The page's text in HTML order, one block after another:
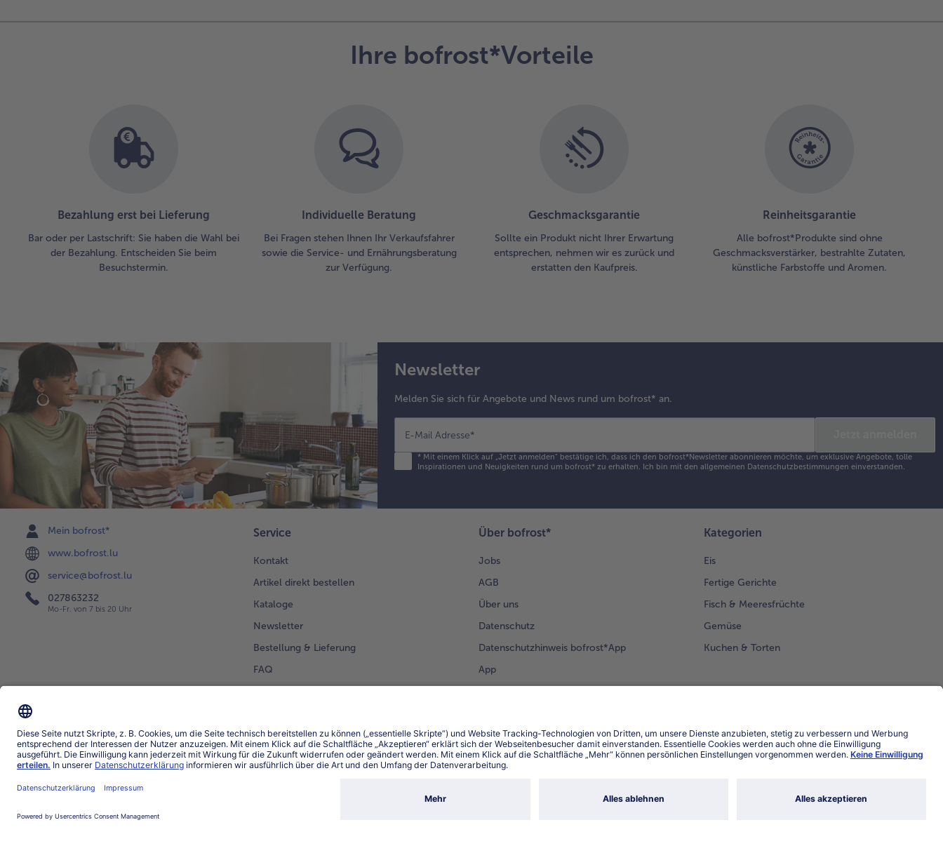
Ihre bofrost*Vorteile
Bezahlung erst bei Lieferung
Bar oder per Lastschrift: Sie haben die Wahl bei
der Bezahlung. Entscheiden Sie beim
Besuchstermin.
Individuelle Beratung
Bei Fragen stehen Ihnen Ihr Verkaufsfahrer
sowie die Service- und Ernährungsberatung
zur Verfügung.
Geschmacksgarantie
Sollte ein Produkt nicht Ihrer Erwartung
entsprechen, nehmen wir es zurück und
erstatten den Kaufpreis.
Reinheitsgarantie
Alle bofrost*Produkte sind ohne
Geschmacksverstärker, bestrahlte Zutaten,
künstliche Farbstoffe und Aromen.
Newsletter
Melden Sie sich für Angebote und News rund um bofrost* an.
E-Mail Adresse*
*Mit einem Klick auf „Jetzt anmelden" bestätige ich, dass ich den bofrost*Newsletter abonnieren möchte, um exklusive Angebote, tolle
Inspirationen und Neuigkeiten rund um bofrost* zu erhalten. Ich bin mit den allgemeinen Datenschutzbestimmungen einverstanden.
Mein bofrost*
www.bofrost.lu
service@bofrost.lu
027863232
Mo-Fr. von 7 bis 20 Uhr
Service
Kontakt
Artikel direkt bestellen
Kataloge
Newsletter
Bestellung & Lieferung
FAQ
Über bofrost*
Jobs
AGB
Über uns
Datenschutz
Datenschutzhinweis bofrost*App
App
Kategorien
Eis
Fertige Gerichte
Fisch & Meeresfrüchte
Gemüse
Kuchen & Torten